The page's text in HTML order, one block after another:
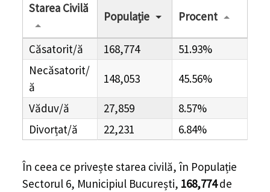
Starea Civilă
Populație Procent
Căsatorit/ă 168,774
51.93%
Necăsatorit/
ă
148,053 45.56%
Văduv/ă 27,859
8.57%
Divorțat/ă
22,231 6.84%
În ceea ce privește starea civilă, în Populație
Sectorul 6, Municipiul București, 168,774 de